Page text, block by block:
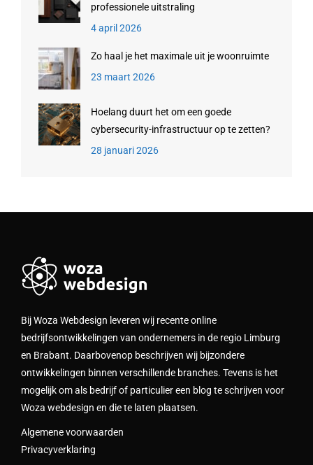
professionele uitstraling
4 april 2026
Zo haal je het maximale uit je woonruimte
23 maart 2026
Hoelang duurt het om een goede
cybersecurity-infrastructuur op te zetten?
28 januari 2026
Bij Woza Webdesign leveren wij recente online
bedrijfsontwikkelingen van ondernemers in de regio Limburg
en Brabant. Daarbovenop beschrijven wij bijzondere
ontwikkelingen binnen verschillende branches. Tevens is het
mogelijk om als bedrijf of particulier een blog te schrijven voor
Woza webdesign en die te laten plaatsen.
Algemene voorwaarden
Privacyverklaring